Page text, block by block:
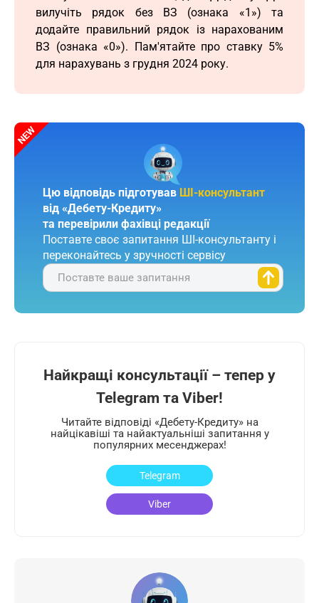
вилучіть рядок без ВЗ (ознака «1») та
додайте правильний рядок із нарахованим
ВЗ (ознака «0»). Пам'ятайте про ставку 5%
для нарахувань з грудня 2024 року.
Цю відповідь підготував ШІ-консультант
від «Дебету-Кредиту»
та перевірили фахівці редакції
Поставте своє запитання ШІ-консультанту і
переконайтесь у зручності сервісу
Поставте ваше запитання
Найкращі консультації – тепер у
Telegram та Viber!
Читайте відповіді «Дебету-Кредиту» на
найцікавіші та найактуальніші запитання у
популярних месенджерах!
Telegram
Viber